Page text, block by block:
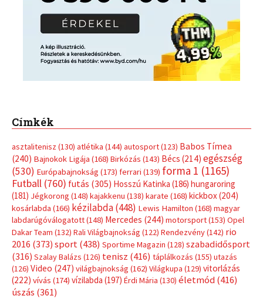
Címkék
asztalitenisz (130) atlétika (144) autosport(123) Babos Tímea
(240) Bajnokok Ligája (168) Birkózás (143) Bécs (214) egészség
(530) Európabajnokság (173) ferrari (139) forma 1 (1165)
Futball (760) futás (305) Hosszú Katinka (186) hungaroring
(181) Jégkorong (148) kajakkenu (138) karate (168) kickbox(204)
kosárlabda (166) kézilabda(448) Lewis Hamilton (168) magyar
labdarúgóválogatott(148) Mercedes (244) motorsport(153) Opel
Dakar Team (132) Rali Világbajnokság (122) Rendezvény(142) rio
2016 (373) sport(438) Sportime Magazin (128) szabadidősport
(316) Szalay Balázs (126) tenisz (416) táplálkozás (155) utazás
(126) Video (247) világbajnokság (162) Világkupa (129) vitorlázás
(222) vívás (174) vízilabda (197) Érdi Mária (130) életmód(416)
úszás (361)